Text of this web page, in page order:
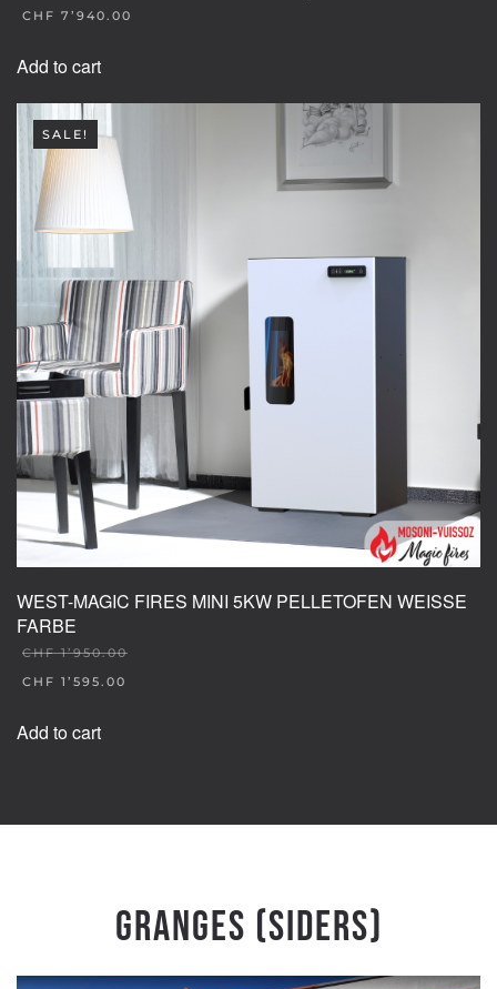
CHF 7’940.00
Add to cart
SALE!
WEST-MAGIC FIRES MINI 5KW PELLETOFEN WEISSE
FARBE
CHF1’950.00
ORIGINAL
CHF 1'950.00.
CHF 1’595.00
IS:
Add to cart
Granges (Siders)